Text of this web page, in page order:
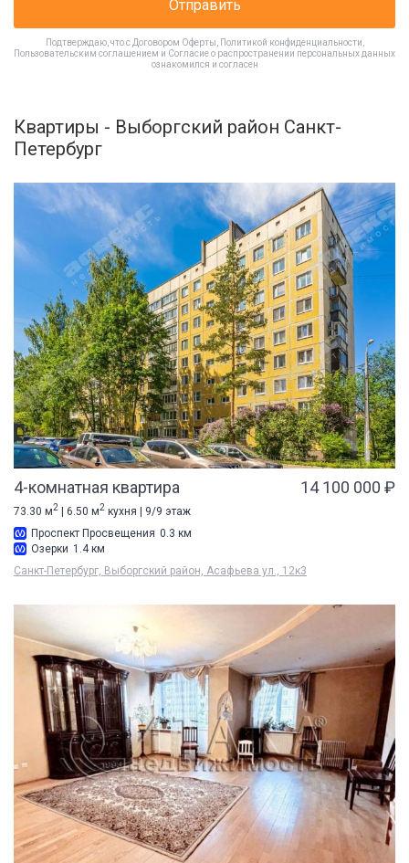
Отправить
Подтверждаю, что с Договором Оферты Политикой конфиденциальности
Пользовательским соглашением и Согласие о распространении персональных данных
ознакомился и согласен
Квартиры - Выборгский район Санкт-
Петербург
4-комнатная квартира 14 100 000 ₽
73.30 м2 | 6.50 м2 кухня | 9/9 этаж
Проспект Просвещения 0.3 км
Озерки 1.4 км
Санкт-Петербург, Выборгский район, Асафьева ул., 12к3